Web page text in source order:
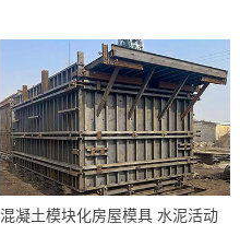
混凝土模块化房屋模具 水泥活动